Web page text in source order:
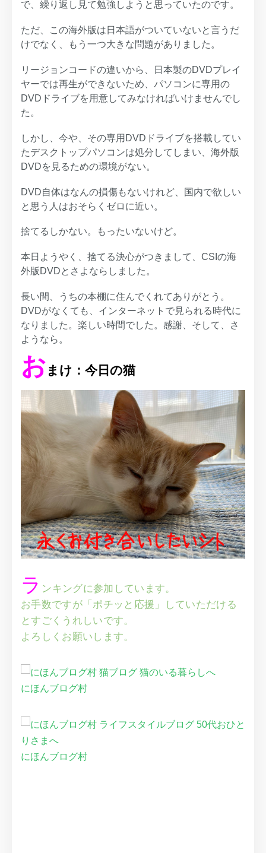
で、繰り返し見て勉強しようと思っていたのです。
ただ、この海外版は日本語がついていないと言うだ
けでなく、もう一つ大きな問題がありました。
リージョンコードの違いから、日本製のDVDプレイ
ヤーでは再生ができないため、パソコンに専用の
DVDドライブを用意してみなければいけませんでし
た。
しかし、今や、その専用DVDドライブを搭載してい
たデスクトップパソコンは処分してしまい、海外版
DVDを見るための環境がない。
DVD自体はなんの損傷もないけれど、国内で欲しい
と思う人はおそらくゼロに近い。
捨てるしかない。もったいないけど。
本日ようやく、捨てる決心がつきまして、CSIの海
外版DVDとさよならしました。
長い間、うちの本棚に住んでくれてありがとう。
DVDがなくても、インターネットで見られる時代に
なりました。楽しい時間でした。感謝、そして、さ
ようなら。
お まけ：今日の猫
ラ ンキングに参加しています。
お手数ですが「ポチッと応援」していただける
とすごくうれしいです。
よろしくお願いします。
にほんブログ村
にほんブログ村